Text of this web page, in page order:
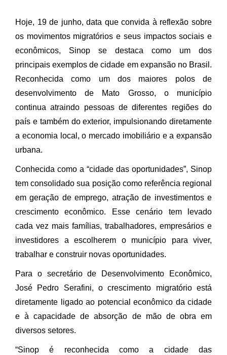
Hoje, 19 de junho, data que convida à reflexão sobre
os movimentos migratórios e seus impactos sociais e
econômicos, Sinop se destaca como um dos
principais exemplos de cidade em expansão no Brasil.
Reconhecida como um dos maiores polos de
desenvolvimento de Mato Grosso, o município
continua atraindo pessoas de diferentes regiões do
país e também do exterior, impulsionando diretamente
a economia local, o mercado imobiliário e a expansão
urbana.
Conhecida como a “cidade das oportunidades”, Sinop
tem consolidado sua posição como referência regional
em geração de emprego, atração de investimentos e
crescimento econômico. Esse cenário tem levado
cada vez mais famílias, trabalhadores, empresários e
investidores a escolherem o município para viver,
trabalhar e construir novas oportunidades.
Para o secretário de Desenvolvimento Econômico,
José Pedro Serafini, o crescimento migratório está
diretamente ligado ao potencial econômico da cidade
e à capacidade de absorção de mão de obra em
diversos setores.
“Sinop é reconhecida como a cidade das